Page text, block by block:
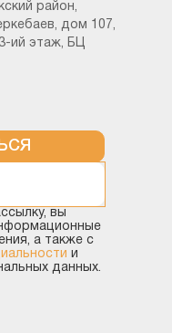
район,
дом 107,
ий этаж, БЦ
вы
а также с
и
данных.